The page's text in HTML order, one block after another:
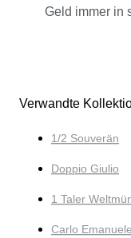
Geld immer in
Verwandte
1/2 Souverän
Doppio Giulio
1 Taler
Carlo